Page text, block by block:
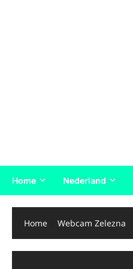
Home Nederland
Home Webcam Zelezna